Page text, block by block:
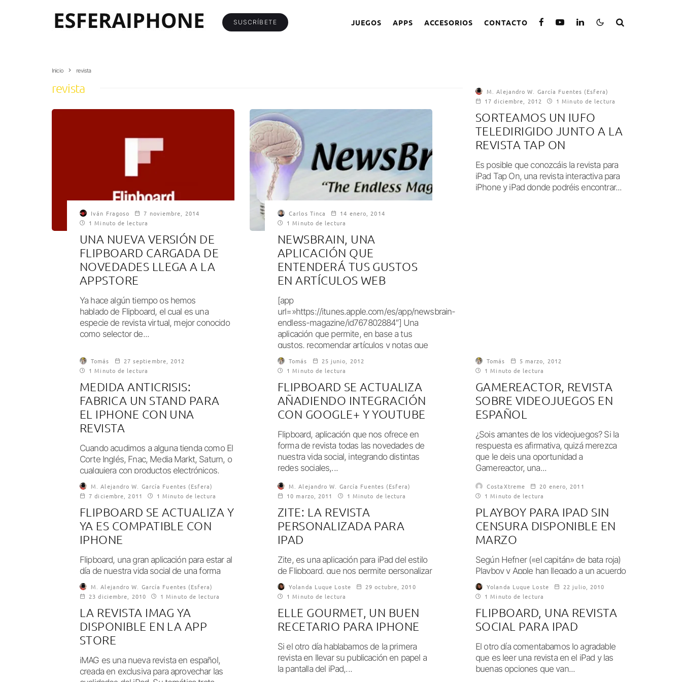
SUSCRÍBETE JUEGOS APPS ACCESORIOS CONTACTO
Inicio revista
revista
Iván Fragoso
7 noviembre, 2014
1 Minuto de lectura
UNA NUEVA VERSIÓN DE
FLIPBOARD CARGADA DE
NOVEDADES LLEGA A LA
APPSTORE
Ya hace algún tiempo os hemos
hablado de Flipboard, el cual es una
especie de revista virtual, mejor conocido
como selector de...
Carlos Tinca
14 enero, 2014
1 Minuto de lectura
NEWSBRAIN, UNA
APLICACIÓN QUE
ENTENDERÁ TUS GUSTOS
EN ARTÍCULOS WEB
[app
url=»https://itunes.apple.com/es/app/newsbrain-
endless-magazine/id767802884″] Una
aplicación que permite, en base a tus
gustos, recomendar artículos y notas que
deberías leer no es...
M. Alejandro W. García Fuentes (Esfera)
17 diciembre, 2012
1 Minuto de lectura
SORTEAMOS UN IUFO
TELEDIRIGIDO JUNTO A LA
REVISTA TAP ON
Es posible que conozcáis la revista para
iPad Tap On, una revista interactiva para
iPhone y iPad donde podréis encontrar...
Tomás
27 septiembre, 2012
1 Minuto de lectura
MEDIDA ANTICRISIS:
FABRICA UN STAND PARA
EL IPHONE CON UNA
REVISTA
Cuando acudimos a alguna tienda como El
Corte Inglés, Fnac, Media Markt, Saturn, o
cualquiera con productos electrónicos,
encontramos muchos...
Tomás
25 junio, 2012
1 Minuto de lectura
FLIPBOARD SE ACTUALIZA
AÑADIENDO INTEGRACIÓN
CON GOOGLE+ Y YOUTUBE
Flipboard, aplicación que nos ofrece en
forma de revista todas las novedades de
nuestra vida social, integrando distintas
redes sociales,...
Tomás
5 marzo, 2012
1 Minuto de lectura
GAMEREACTOR, REVISTA
SOBRE VIDEOJUEGOS EN
ESPAÑOL
¿Sois amantes de los videojuegos? Si la
respuesta es afirmativa, quizá merezca
que le deis una oportunidad a
Gamereactor, una...
M. Alejandro W. García Fuentes (Esfera)
7 diciembre, 2011
1 Minuto de lectura
FLIPBOARD SE ACTUALIZA Y
YA ES COMPATIBLE CON
IPHONE
Flipboard, una gran aplicación para estar al
día de nuestra vida social de una forma
agradable, ha recibido una gran...
M. Alejandro W. García Fuentes (Esfera)
10 marzo, 2011
1 Minuto de lectura
ZITE: LA REVISTA
PERSONALIZADA PARA
IPAD
Zite, es una aplicación para iPad del estilo
de Flipboard, que nos permite personalizar
el contenido y verlo a modo...
CostaXtreme
20 enero, 2011
1 Minuto de lectura
PLAYBOY PARA IPAD SIN
CENSURA DISPONIBLE EN
MARZO
Según Hefner («el capitán» de bata roja)
Playboy y Apple han llegado a un acuerdo
para la difusión de la...
M. Alejandro W. García Fuentes (Esfera)
23 diciembre, 2010
1 Minuto de lectura
LA REVISTA IMAG YA
DISPONIBLE EN LA APP
STORE
iMAG es una nueva revista en español,
creada en exclusiva para aprovechar las
Yolanda Luque Loste
29 octubre, 2010
1 Minuto de lectura
ELLE GOURMET, UN BUEN
RECETARIO PARA IPHONE
Si el otro día hablabamos de la primera
revista en llevar su publicación en papel a
la pantalla del iPad,...
Yolanda Luque Loste
22 julio, 2010
1 Minuto de lectura
FLIPBOARD, UNA REVISTA
SOCIAL PARA IPAD
El otro día comentabamos lo agradable
que es leer una revista en el iPad y las
buenas opciones que van...